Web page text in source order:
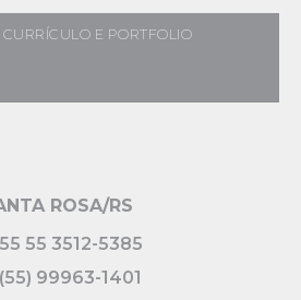
E PORTFOLIO
ROSA/RS
55 55 3512-5385
(55) 99963-1401